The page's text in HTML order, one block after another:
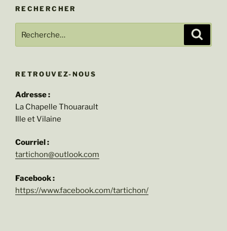
RECHERCHER
pour
RETROUVEZ-NOUS
Adresse :
La Chapelle Thouarault
Ille et Vilaine
Courriel :
tartichon@outlook.com
Facebook :
https://www.facebook.com/tartichon/